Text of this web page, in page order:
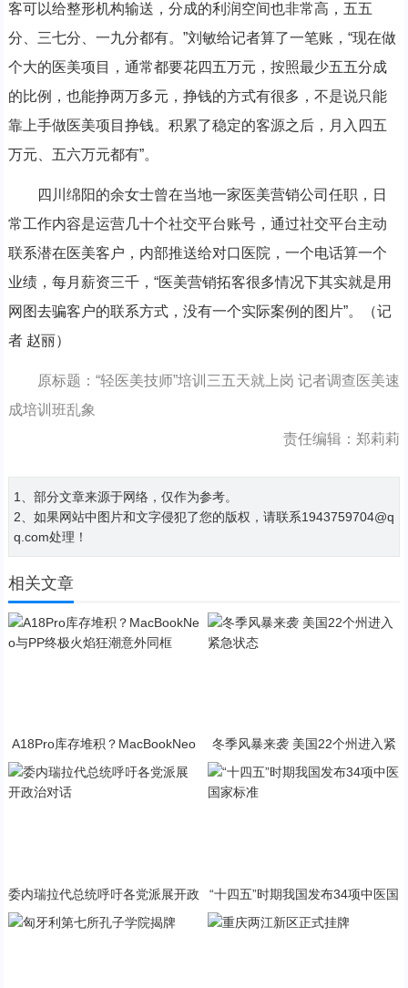
客可以给整形机构输送，分成的利润空间也非常高，五五
分、三七分、一九分都有。”刘敏给记者算了一笔账，“现在做
个大的医美项目，通常都要花四五万元，按照最少五五分成
的比例，也能挣两万多元，挣钱的方式有很多，不是说只能
靠上手做医美项目挣钱。积累了稳定的客源之后，月入四五
万元、五六万元都有”。
四川绵阳的余女士曾在当地一家医美营销公司任职，日
常工作内容是运营几十个社交平台账号，通过社交平台主动
联系潜在医美客户，内部推送给对口医院，一个电话算一个
业绩，每月薪资三千，“医美营销拓客很多情况下其实就是用
网图去骗客户的联系方式，没有一个实际案例的图片”。（记
者 赵丽）
原标题：“轻医美技师”培训三五天就上岗 记者调查医美速
成培训班乱象
责任编辑：郑莉莉
1、部分文章来源于网络，仅作为参考。
2、如果网站中图片和文字侵犯了您的版权，请联系1943759704@q
q.com处理！
相关文章
A18Pro库存堆积？MacBookNeo
与PP终极火焰狂潮意外同框
冬季风暴来袭 美国22个州进入紧
急状态
委内瑞拉代总统呼吁各党派展开政
“十四五”时期我国发布34项中医国